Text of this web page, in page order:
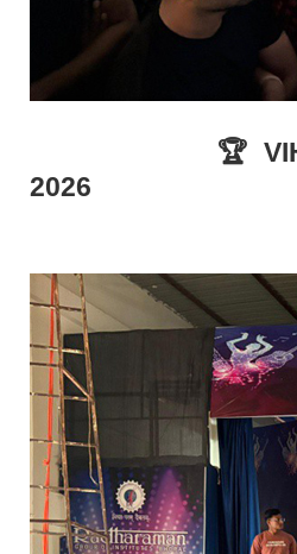
🏆 VIHAN
2026